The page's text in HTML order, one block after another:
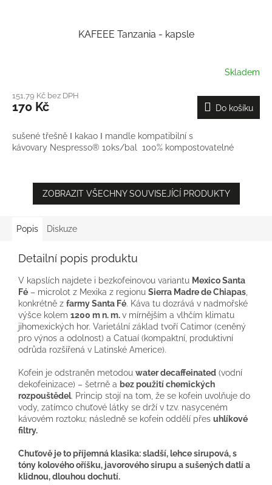
KAFEEE Tanzania - kapsle
Skladem
151,79 Kč bez DPH
170 Kč Do košíku
sušené třešně Ι kakao Ι mandle kompatibilní s
kávovary Nespresso® 10ks/bal 100% kompostovatelné
ZOBRAZIT VŠECHNY SOUVISEJÍCÍ PRODUKTY
Popis Diskuze
Detailní popis produktu
V kapslích najdete i bezkofeinovou variantu Mexico Santa
Fé – microlot z Mexika z regionu Sierra Madre de Chiapas
konkrétně z farmy Santa Fé. Káva tu dozrává v nadmořské
výšce kolem 1200 m n. m.v mírnějším a vlhčím klimatu
jihomexických hor. Varietální základ tvoří Catimor (ceněný
pro výnos a odolnost) a Catuaí (kompaktní, produktivní
odrůda rozšířená v Latinské Americe).
Kofein je odstraněn metodou water decaffeinated (vodní
dekofeinizace) – šetrně a bez použití chemických
rozpouštědel. Princip stojí na tom, že se kofein uvolňuje do
vody, zatímco chuťové látky se drží v tzv. nasyceném
kávovém roztoku; následně se kofein oddělí přes uhlíkové
filtry.
Chuťově je to příjemná klasika: sladší, lehce sirupová, s
tóny kolového oříšku, javorového sirupu a sušených datlí a
klidnou, dlouhou dochutí.